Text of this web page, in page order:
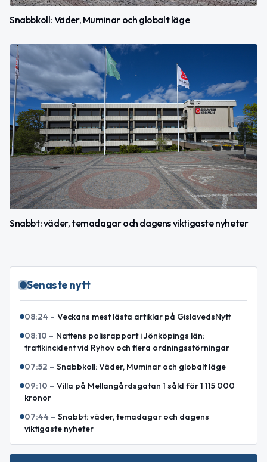
Snabbkoll: Väder, Muminar och globalt läge
Snabbt: väder, temadagar och dagens viktigaste nyheter
Senaste nytt
08:24 – Veckans mest lästa artiklar på GislavedsNytt
08:10 – Nattens polisrapport i Jönköpings län:
trafikincident vid Ryhov och flera ordningsstörningar
07:52 – Snabbkoll: Väder, Muminar och globalt läge
09:10 – Villa på Mellangårdsgatan 1 såld för 1 115 000
kronor
07:44 – Snabbt: väder, temadagar och dagens
viktigaste nyheter